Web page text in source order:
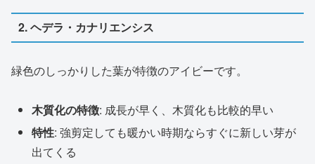
2. ヘデラ・カナリエンシス
緑色のしっかりした葉が特徴のアイビーです。
木質化の特徴: 成長が早く、木質化も比較的早い
特性: 強剪定しても暖かい時期ならすぐに新しい芽が
出てくる